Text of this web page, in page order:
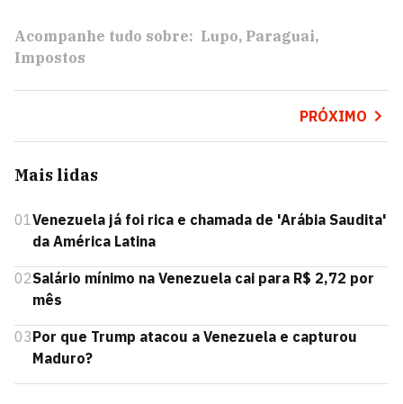
Acompanhe tudo sobre: Lupo Paraguai
Impostos
PRÓXIMO
Mais lidas
01Venezuela já foi rica e chamada de 'Arábia Saudita'
da América Latina
02Salário mínimo na Venezuela cai para R$ 2,72 por
mês
03Por que Trump atacou a Venezuela e capturou
Maduro?